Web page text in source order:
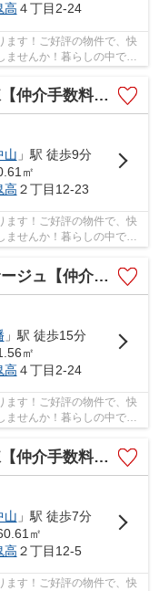
高 ４丁目2-24
ます！ご好評の物件で、快
ませんか！暮らしの中で
介手数料無料】
山 」駅 徒歩9分
㎡
高 ２丁目12-23
ます！ご好評の物件で、快
ませんか！暮らしの中で
仲介手数料無料】
」駅 徒歩15分
㎡
高 ４丁目2-24
ます！ご好評の物件で、快
ませんか！暮らしの中で
介手数料無料】
山 」駅 徒歩7分
㎡
高 ２丁目12-5
ます！ご好評の物件で、快